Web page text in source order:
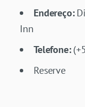
Endereço:
Inn
Telefone:
Reserve